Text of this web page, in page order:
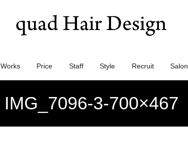
Works Price Staff Style Recruit Salon
IMG_7096-3-700×467